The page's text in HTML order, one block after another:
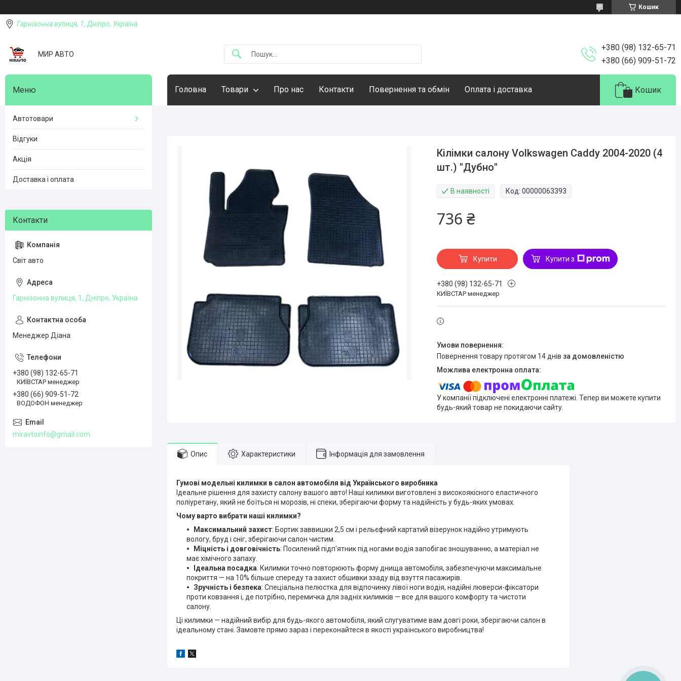
Кошик
Гарнізонна вулиця, 1, Дніпро, Україна
МИР АВТО
+380 (98) 132-65-71
+380 (66) 909-51-72
Головна Товари Про нас Контакти Повернення та обмін Оплата і доставка Кошик
Кілімки салону Volkswagen Caddy 2004-2020 (4
шт.) "Дубно"
В наявності Код:00000063393
736 ₴
Купити Купити з
+380 (98) 132-65-71
КИЇВСТАР менеджер
повернення товару протягом 14 днів за домовленістю
У компанії підключені електронні платежі. Тепер ви можете купити
будь-який товар не покидаючи сайту.
Опис Характеристики Інформація для замовлення
Гумові модельні килимки в салон автомобіля від Українського виробника
Ідеальне рішення для захисту салону вашого авто! Наші килимки виготовлені з високоякісного еластичного
поліуретану, який не боїться ні морозів, ні спеки, зберігаючи форму та надійність у будь-яких умовах.
Чому варто вибрати наші килимки?
Максимальний захист: Бортик заввишки 2,5 см і рельєфний картатий візерунок надійно утримують
вологу, бруд і сніг, зберігаючи салон чистим.
Міцність і довговічність: Посилений підп'ятник під ногами водія запобігає зношуванню, а матеріал не
має хімічного запаху.
Ідеальна посадка: Килимки точно повторюють форму днища автомобіля, забезпечуючи максимальне
покриття — на 10% більше спереду та захист обшивки ззаду від взуття пасажирів.
Зручність і безпека: Спеціальна пелюстка для відпочинку лівої ноги водія, надійні люверси-фіксатори
проти ковзання і, де потрібно, перемичка для задніх килимків — все для вашого комфорту та чистоти
салону.
Ці килимки — надійний вибір для будь-якого автомобіля, який слугуватиме вам довгі роки, зберігаючи салон в
ідеальному стані. Замовте прямо зараз і переконайтеся в якості українського виробництва!
Автотовари
Відгуки
Акція
Доставка і оплата
Світ авто
Гарнізонна вулиця, 1, Дніпро, Україна
Менеджер Діана
+380 (98) 132-65-71
КИЇВСТАР менеджер
+380 (66) 909-51-72
ВОДОФОН менеджер
miravtoinfo@gmail.com